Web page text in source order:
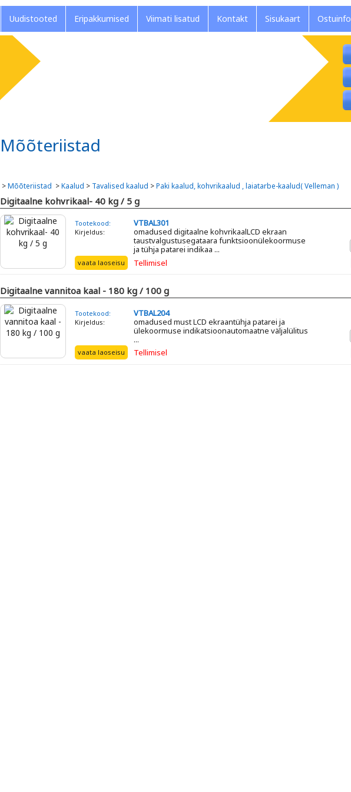
Uudistooted Eripakkumised Viimati lisatud Kontakt Sisukaart Ostuinfo
Mõõteriistad
>Mõõteriistad >Kaalud > Tavalised kaalud >Paki kaalud, kohvrikaalud , laiatarbe-kaalud( Velleman )
Digitaalne kohvrikaal- 40 kg / 5 g
Tootekood: VTBAL301
Kirjeldus:
omadused digitaalne kohvrikaalLCD ekraan
taustvalgustusegataara funktsioonülekoormuse
ja tühja patarei indikaa ...
vaata laoseisu Tellimisel
Digitaalne vannitoa kaal - 180 kg / 100 g
Tootekood: VTBAL204
Kirjeldus:
omadused must LCD ekraantühja patarei ja
ülekoormuse indikatsioonautomaatne väljalülitus
...
vaata laoseisu Tellimisel